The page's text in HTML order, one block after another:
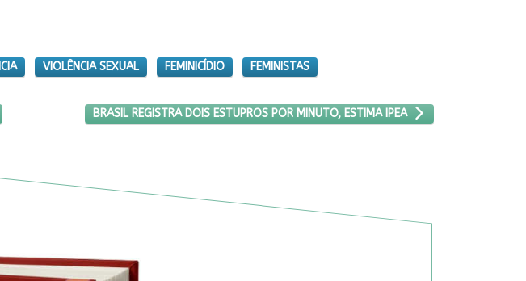
VIOLÊNCIA SEXUAL FEMINICÍDIO FEMINISTAS
SOCIEDADE PRÓXIMO ARTIGO: BRASIL REGISTRA DOIS ESTUPROS POR MINUTO, ESTIMA IPEA
BRASIL REGISTRA DOIS ESTUPROS POR MINUTO, ESTIMA IPEA